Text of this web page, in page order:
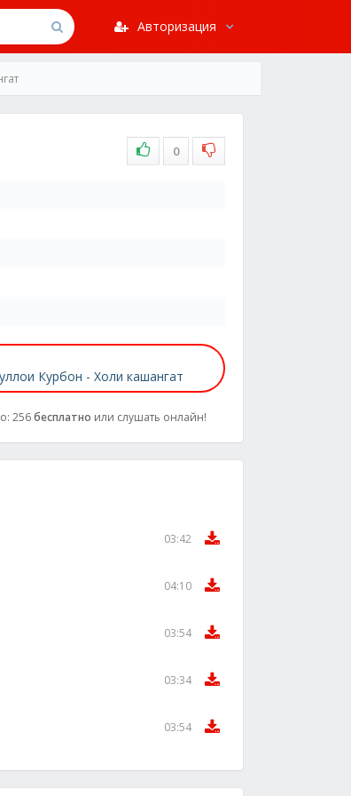
Авторизация
0
Курбон - Холи кашангат
256бесплатно или слушать онлайн!
03:42
04:10
03:54
03:34
03:54